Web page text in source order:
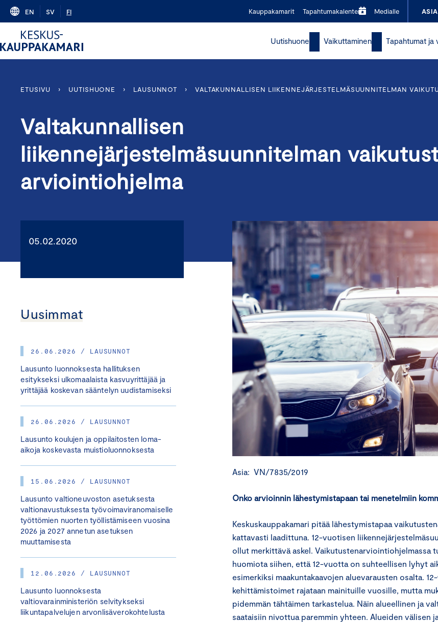
Skip
content
EN SV FI Kauppakamarit Tapahtumakalenteri Medialle
Uutishuone Vaikuttaminen Tapahtumat ja
ETUSIVU › UUTISHUONE › LAUSUNNOT › VALTAKUNNALLISEN LIIKENNEJÄRJESTELMÄSUUNNITELMAN
Valtakunnallisen
liikennejärjestelmäsuunnitelman
arviointiohjelma
05.02.2020
Uusimmat
26.06.2026 / LAUSUNNOT
Lausunto luonnoksesta hallituksen
esitykseksi ulkomaalaista kasvuyrittäjää ja
yrittäjää koskevan sääntelyn uudistamiseksi
26.06.2026 / LAUSUNNOT
Lausunto koulujen ja oppilaitosten loma-
aikoja koskevasta muistioluonnoksesta
15.06.2026 / LAUSUNNOT
Lausunto valtioneuvoston asetuksesta
valtionavustuksesta työvoimaviranomaiselle
työttömien nuorten työllistämiseen vuosina
2026 ja 2027 annetun asetuksen
muuttamisesta
12.06.2026 / LAUSUNNOT
Lausunto luonnoksesta
valtiovarainministeriön selvitykseksi
liikuntapalvelujen arvonlisäverokohtelusta
Asia: VN/7835/2019
Onko arvioinnin lähestymistapaan tai menetelmiin
Keskuskauppakamari pitää lähestymistapaa
kattavasti laadittuna. 12-vuotisen
ollut merkittävä askel. Vaikutustenarviointiohjelmassa
huomiota siihen, että 12-vuotta on suhteellisen lyhyt
esimerkiksi maakuntakaavojen aluevarausten osalta.
kehittämistoimet rajataan mainituille vuosille, mutta
pidemmän tähtäimen tarkastelua. Näin alueellinen ja
saataisiin nivottua paremmin yhteen. Alueiden välisen